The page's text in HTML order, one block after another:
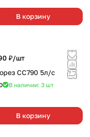
В корзину
₽/шт
CC790 5л/с
В наличии: 3 шт
В корзину